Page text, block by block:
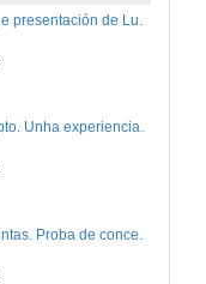
Probas de concepto. Unha experiencia de transferencia